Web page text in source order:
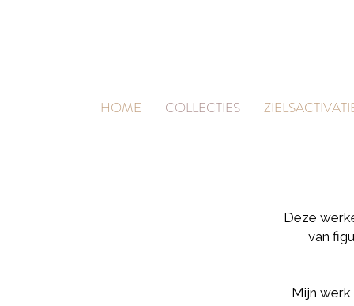
HOME COLLECTIES
Deze
van
Mijn werk